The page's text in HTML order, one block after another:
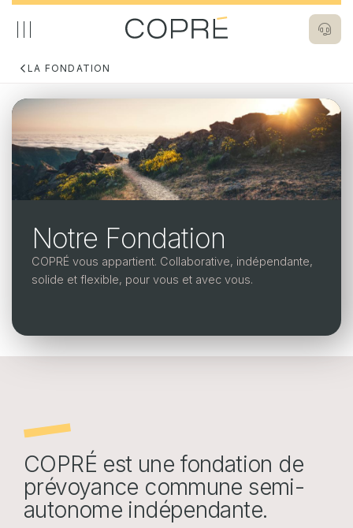
Aller
contenu
Navigation
principale
La Fondation
La
L'essentiel
L'essentiel
Actualités
Documents
FR
FR EN
POLITIQUE EN MATIÈRE DE COOKIES PROTECTION DES DONNÉES
LA FONDATION
Image
Notre Fondation
COPRÉ vous appartient. Collaborative, indépendante,
solide et flexible, pour vous et avec vous.
COPRÉ est une fondation de
prévoyance commune semi-
autonome indépendante.